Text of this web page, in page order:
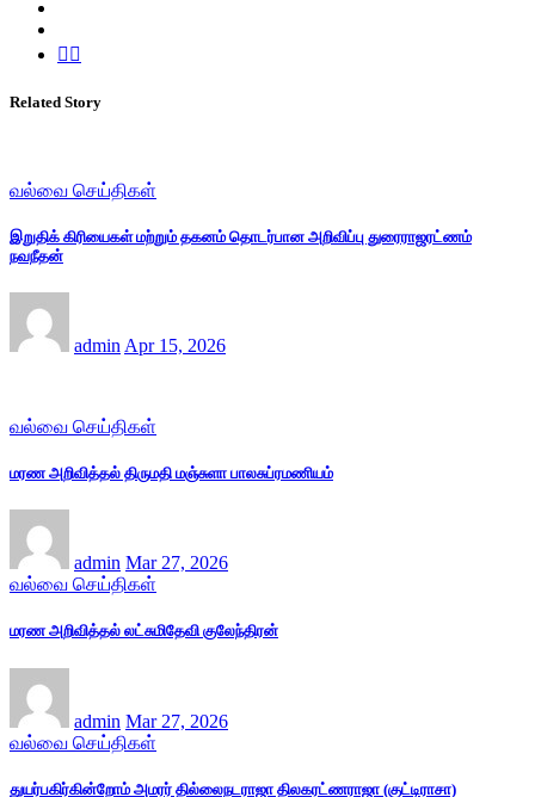
Related Story
வல்வை செய்திகள்
இறுதிக் கிரியைகள் மற்றும் தகனம் தொடர்பான அறிவிப்பு துரைராஜரட்ணம்
நவநீதன்
admin Apr 15, 2026
வல்வை செய்திகள்
மரண அறிவித்தல் திருமதி மஞ்சுளா பாலசுப்ரமணியம்
admin Mar 27, 2026
வல்வை செய்திகள்
மரண அறிவித்தல் லட்சுமிதேவி குலேந்திரன்
admin Mar 27, 2026
வல்வை செய்திகள்
துயர்பகிர்கின்றோம் அமரர் தில்லைநடராஜா திலகரட்ணராஜா (குட்டிராசா)